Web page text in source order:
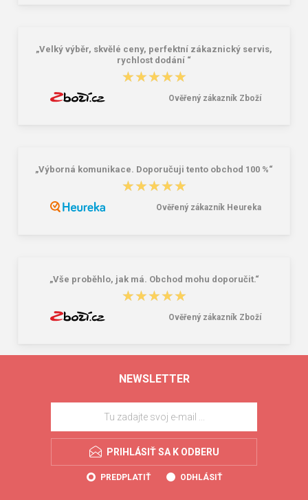
„Velký výběr, skvělé ceny, perfektní zákaznický servis,
rychlost dodání “
★★★★★
★★★★★
Ověřený zákazník Zboží
„Výborná komunikace. Doporučuji tento obchod 100 %“
★★★★★
★★★★★
Ověřený zákazník Heureka
„Vše proběhlo, jak má. Obchod mohu doporučit.“
★★★★★
★★★★★
Ověřený zákazník Zboží
NEWSLETTER
PRIHLÁSIŤ SA K ODBERU
PREDPLATIŤ ODHLÁSIŤ